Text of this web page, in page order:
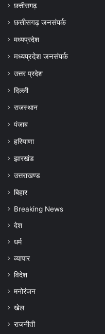
छत्तीसगढ़
छत्तीसगढ़ जनसंपर्क
मध्यप्रदेश
मध्यप्रदेश जनसंपर्क
उत्तर प्रदेश
दिल्ली
राजस्थान
पंजाब
हरियाणा
झारखंड
उत्तराखण्ड
बिहार
Breaking News
देश
धर्म
व्यापार
विदेश
मनोरंजन
खेल
राजनीती